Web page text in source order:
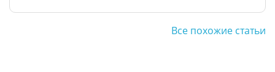
Все похожие статьи